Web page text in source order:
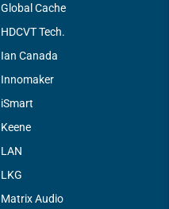
Global Cache
HDCVT Tech.
Ian Canada
Innomaker
iSmart
Keene
LAN
LKG
Matrix Audio